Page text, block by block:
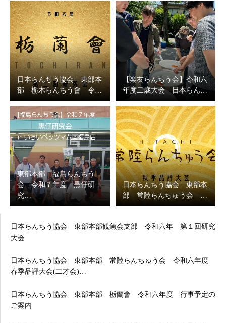
日本らんちう協会 東部本
部 栃木らんちう會 令…
【楽友らんちう会】令和六
年度二歳大会 日本らん…
東部本部 福島らんちう
会 令和７年度 黒仔研
究…
日本らんちう協会 東部本
部 常陸らんちゅう会 …
日本らんちう協会 東部本部観魚会支部 令和六年 第１回研究
大会
日本らんちう協会 東部本部 常陸らんちゅう会 令和六年度
春季品評大会(二才会)…
日本らんちう協会 東部本部 栃蘭會 令和六年度 行事予定の
ご案内